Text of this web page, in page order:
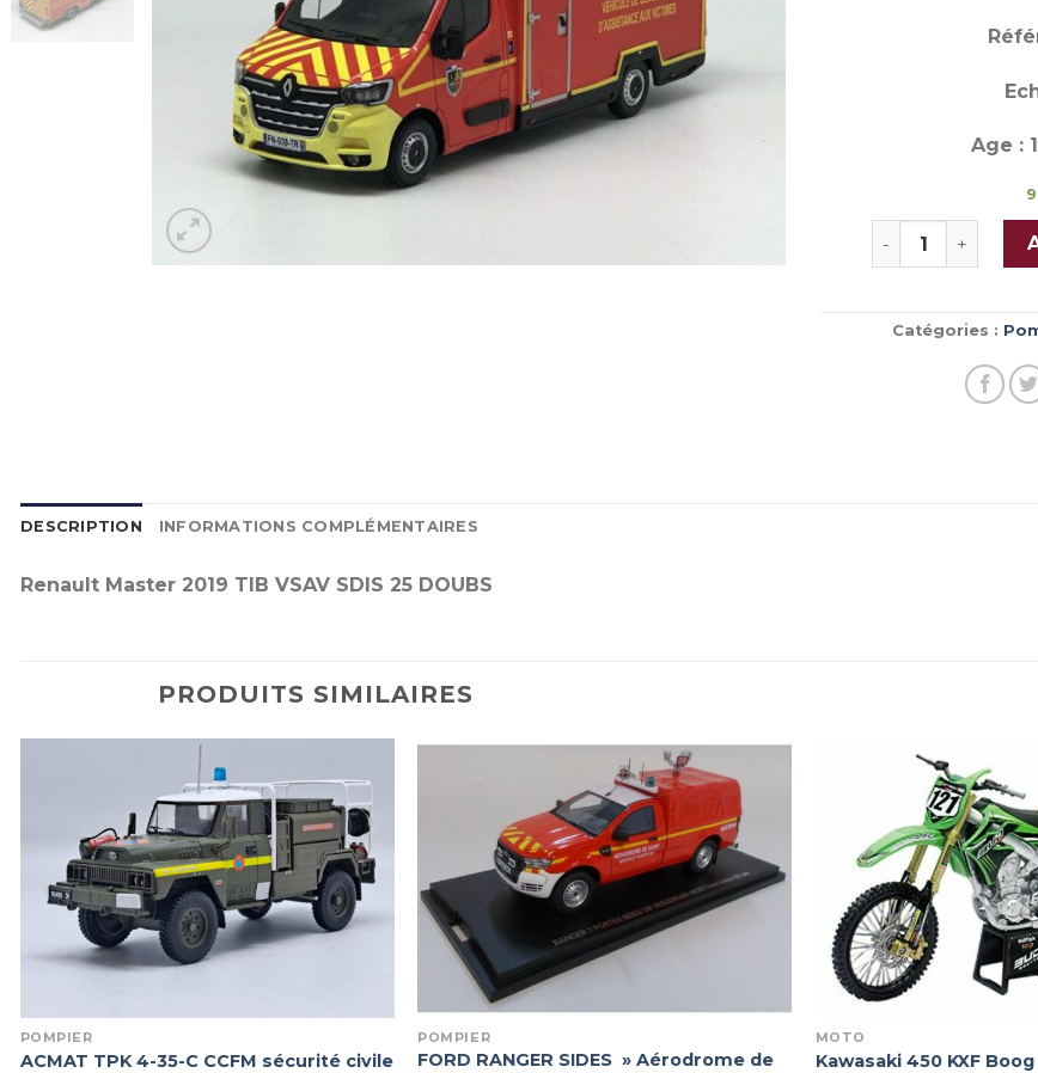
Age :
quantité de
Catégories :
DESCRIPTION INFORMATIONS COMPLÉMENTAIRES
Renault Master 2019 TIB VSAV SDIS 25 DOUBS
PRODUITS SIMILAIRES
POMPIER
ACMAT TPK 4-35-C CCFM sécurité civile
POMPIER
FORD RANGER SIDES » Aérodrome de
MOTO
Kawasaki 450 KXF